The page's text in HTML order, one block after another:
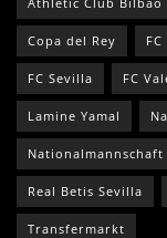
Copa del Rey
FC Sevilla FC
Lamine Yamal
Nationalmannschaft
Real Betis Sevilla
Transfermarkt